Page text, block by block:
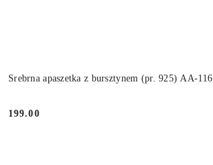
Srebrna apaszetka z bursztynem (pr. 925) AA-116
Cena:
199.00